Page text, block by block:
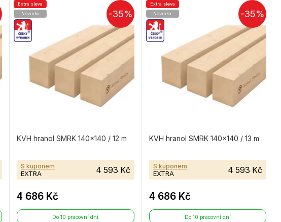
-35%
Extra sleva
Novinka
KVH hranol SMRK 140×140 / 12 m
S kuponem
EXTRA 4 593 Kč
4 686 Kč
Do 10 pracovní dní
-35%
Extra sleva
Novinka
KVH hranol SMRK 140×140 / 13 m
S kuponem
EXTRA 4 593 Kč
4 686 Kč
Do 10 pracovní dní